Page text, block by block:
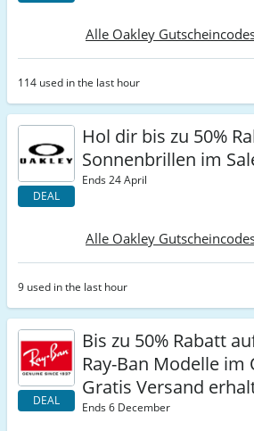
Alle Oakley
114 used in the last hour
DEAL
Hol dir bis zu 50%
Sonnenbrillen im
Ends 24 April
Alle Oakley
9 used in the last hour
DEAL
Bis zu 50% Rabatt
Ray-Ban Modelle im
Gratis Versand
Ends 6 December